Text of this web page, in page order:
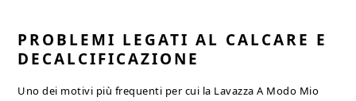
PROBLEMI LEGATI AL CALCARE E
DECALCIFICAZIONE
Uno dei motivi più frequenti per cui la Lavazza A Modo Mio